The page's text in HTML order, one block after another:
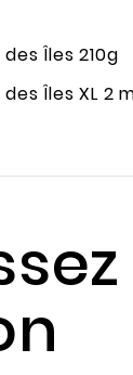
Îles 210g
Îles XL 2